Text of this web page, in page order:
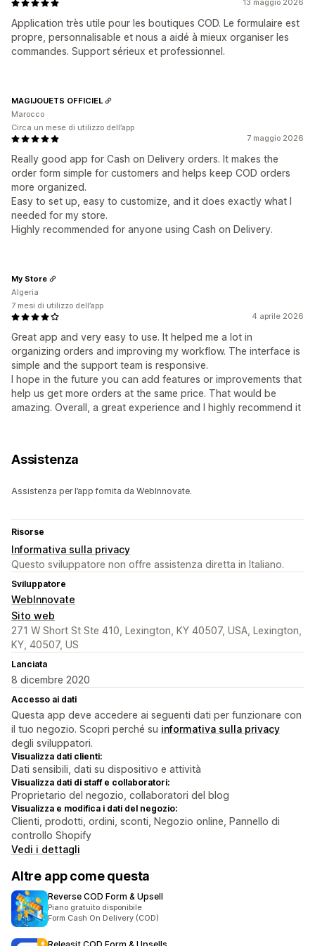
13 maggio 2026
Application très utile pour les boutiques COD. Le formulaire est
propre, personnalisable et nous a aidé à mieux organiser les
commandes. Support sérieux et professionnel.
7 maggio 2026
Really good app for Cash on Delivery orders. It makes the
order form simple for customers and helps keep COD orders
more organized.
Easy to set up, easy to customize, and it does exactly what I
needed for my store.
Highly recommended for anyone using Cash on Delivery.
MAGIJOUETS OFFICIEL
Marocco
Circa un mese di utilizzo dell’app
4 aprile 2026
Great app and very easy to use. It helped me a lot in
organizing orders and improving my workflow. The interface is
simple and the support team is responsive.
I hope in the future you can add features or improvements that
help us get more orders at the same price. That would be
amazing. Overall, a great experience and I highly recommend it
My Store
Algeria
7 mesi di utilizzo dell’app
Assistenza
Assistenza per l’app fornita da WebInnovate.
Risorse
Informativa sulla privacy
Questo sviluppatore non offre assistenza diretta in Italiano.
Sviluppatore
WebInnovate
Sito web
271 W Short St Ste 410, Lexington, KY 40507, USA, Lexington,
KY, 40507, US
Lanciata
8 dicembre 2020
Accesso ai dati
Questa app deve accedere ai seguenti dati per funzionare con
il tuo negozio. Scopri perché su informativa sulla privacy
degli sviluppatori.
Visualizza dati clienti:
Dati sensibili, dati su dispositivo e attività
Visualizza dati di staff e collaboratori:
Proprietario del negozio, collaboratori del blog
Visualizza e modifica i dati del negozio:
Clienti, prodotti, ordini, sconti, Negozio online, Pannello di
controllo Shopify
Vedi i dettagli
Altre app come questa
Reverse COD Form & Upsell
Piano gratuito disponibile
Form Cash On Delivery (COD)